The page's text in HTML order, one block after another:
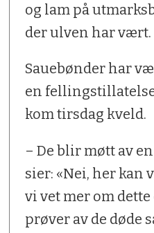
og lam på
der ulven har vært.
Sauebønder har
en
kom tirsdag kveld.
– De blir møtt av
sier: «Nei, her kan
vi vet mer om dette
prøver av de døde